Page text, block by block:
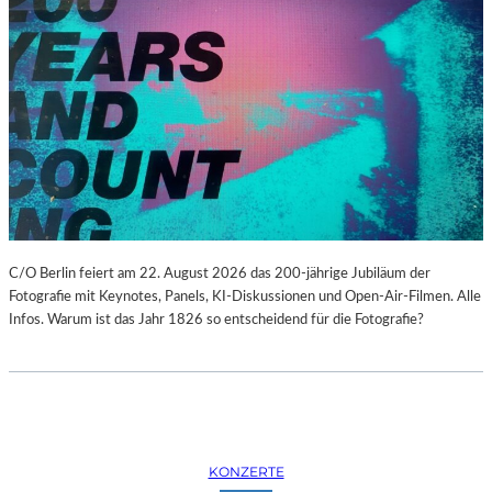
C/O Berlin feiert am 22. August 2026 das 200-jährige Jubiläum der
Fotografie mit Keynotes, Panels, KI-Diskussionen und Open-Air-Filmen. Alle
Infos. Warum ist das Jahr 1826 so entscheidend für die Fotografie?
KONZERTE